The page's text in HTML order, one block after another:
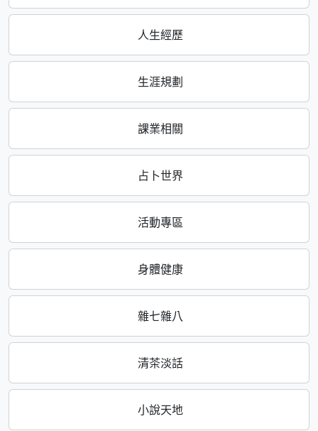
人生經歷
生涯規劃
課業相關
占卜世界
活動專區
身體健康
雜七雜八
清茶淡話
小說天地